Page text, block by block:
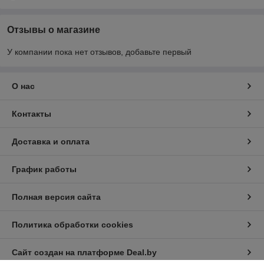
Отзывы о магазине
У компании пока нет отзывов, добавьте первый
О нас
Контакты
Доставка и оплата
График работы
Полная версия сайта
Политика обработки cookies
Сайт создан на платформе Deal.by